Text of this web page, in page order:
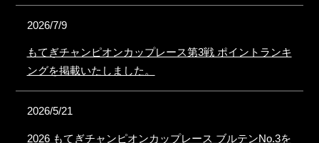
2026/7/9
もてぎチャンピオンカップレース第3戦 ポイントランキ
ングを掲載いたしました。
2026/5/21
2026 もてぎチャンピオンカップレース ブルテンNo.3を